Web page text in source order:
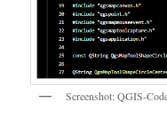
Screenshot: QGIS-